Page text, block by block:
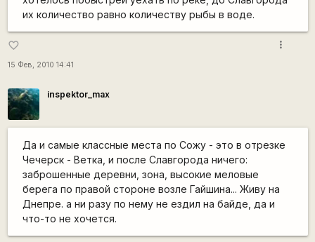
их количество равно количеству рыбы в воде.
favorite_border
15 Фев, 2010 14:41
more_vert
inspektor_max
Да и самые классные места по Сожу - это в отрезке
Чечерск - Ветка, и после Славгорода ничего:
заброшенные деревни, зона, высокие меловые
берега по правой стороне возле Гайшина... Живу на
Днепре. а ни разу по нему не ездил на байде, да и
что-то не хочется.